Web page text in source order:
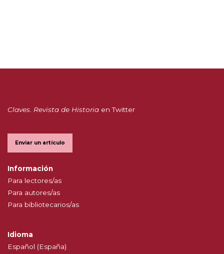
Claves. Revista de Historia en Twitter
Enviar un artículo
Información
Para lectores/as
Para autores/as
Para bibliotecarios/as
Idioma
Español (España)